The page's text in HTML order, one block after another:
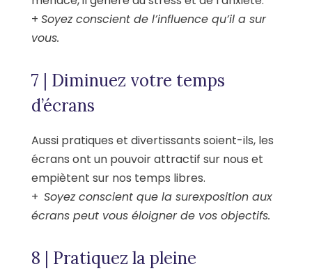
+ Soyez conscient de l’influence qu’il a sur
vous.
7 | Diminuez votre temps
d’écrans
Aussi pratiques et divertissants soient-ils, les
écrans ont un pouvoir attractif sur nous et
empiètent sur nos temps libres.
+ Soyez conscient que la surexposition aux
écrans peut vous éloigner de vos objectifs.
8 | Pratiquez la pleine